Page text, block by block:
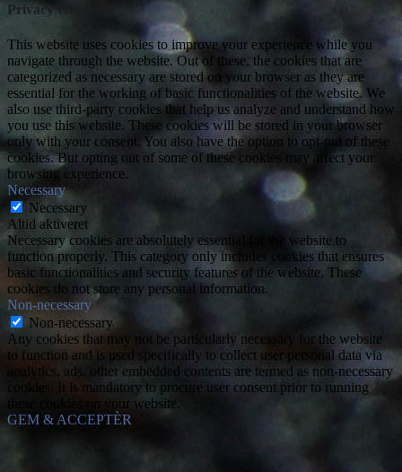
Privacy Overview
This website uses cookies to improve your experience while you
navigate through the website. Out of these, the cookies that are
categorized as necessary are stored on your browser as they are
essential for the working of basic functionalities of the website. We
also use third-party cookies that help us analyze and understand how
you use this website. These cookies will be stored in your browser
only with your consent. You also have the option to opt-out of these
cookies. But opting out of some of these cookies may affect your
browsing experience.
Necessary
Necessary
Altid aktiveret
Necessary cookies are absolutely essential for the website to
function properly. This category only includes cookies that ensures
basic functionalities and security features of the website. These
cookies do not store any personal information.
Non-necessary
Non-necessary
Any cookies that may not be particularly necessary for the website
to function and is used specifically to collect user personal data via
analytics, ads, other embedded contents are termed as non-necessary
cookies. It is mandatory to procure user consent prior to running
these cookies on your website.
GEM & ACCEPTÈR